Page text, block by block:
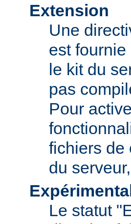
Extension
Une
est
le kit du
pas
Pour
fichiers de
du
Le statut